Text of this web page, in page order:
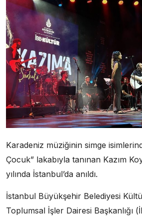
Karadeniz müziğinin simge
Çocuk” lakabıyla tanınan Kazım
yılında İstanbul’da anıldı.
İstanbul Büyükşehir Belediyesi
Toplumsal İşler Dairesi Başkanlığı